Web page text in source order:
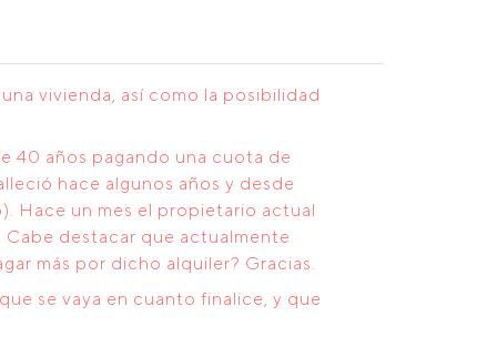
vivienda, así como la posibilidad
40 años pagando una cuota de
hace algunos años y desde
Hace un mes el propietario actual
destacar que actualmente
más por dicho alquiler? Gracias.
se vaya en cuanto finalice, y que